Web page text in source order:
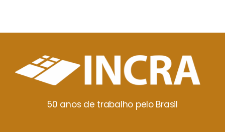
50 anos de trabalho pelo Brasil